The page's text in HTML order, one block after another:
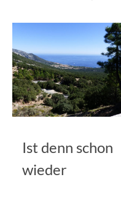
Ist denn schon
wieder